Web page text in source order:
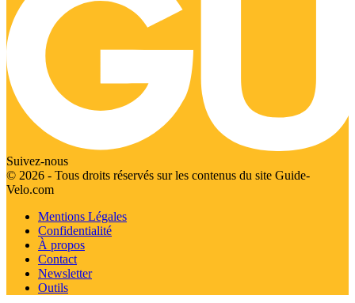
Suivez-nous
© 2026 - Tous droits réservés sur les contenus du site Guide-
Velo.com
Mentions Légales
Confidentialité
À propos
Contact
Newsletter
Outils